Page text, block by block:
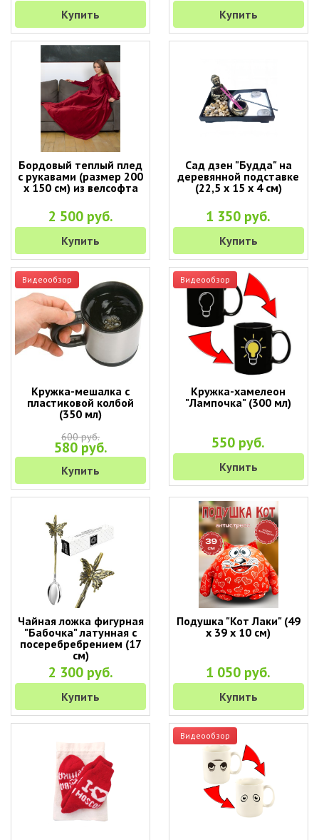
Купить Купить
Бордовый теплый плед
с рукавами (размер 200
х 150 см) из велсофта
2 500 руб.
Купить
Сад дзен "Будда" на
деревянной подставке
(22,5 х 15 х 4 см)
1 350 руб.
Купить
Видеообзор
Кружка-мешалка с
пластиковой колбой
(350 мл)
600 руб.
580 руб.
Купить
Видеообзор
Кружка-хамелеон
"Лампочка" (300 мл)
550 руб.
Купить
Чайная ложка фигурная
"Бабочка" латунная с
посеребребрением (17
см)
2 300 руб.
Купить
Подушка "Кот Лаки" (49
х 39 х 10 см)
1 050 руб.
Купить
Видеообзор